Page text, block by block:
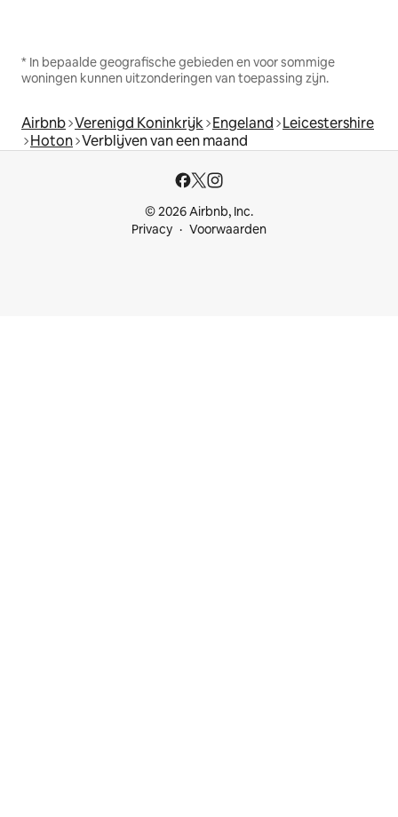
* In bepaalde geografische gebieden en voor sommige
woningen kunnen uitzonderingen van toepassing zijn.
Airbnb Verenigd Koninkrijk Engeland Leicestershire
Hoton Verblijven van een maand
© 2026 Airbnb, Inc.
Privacy
Voorwaarden